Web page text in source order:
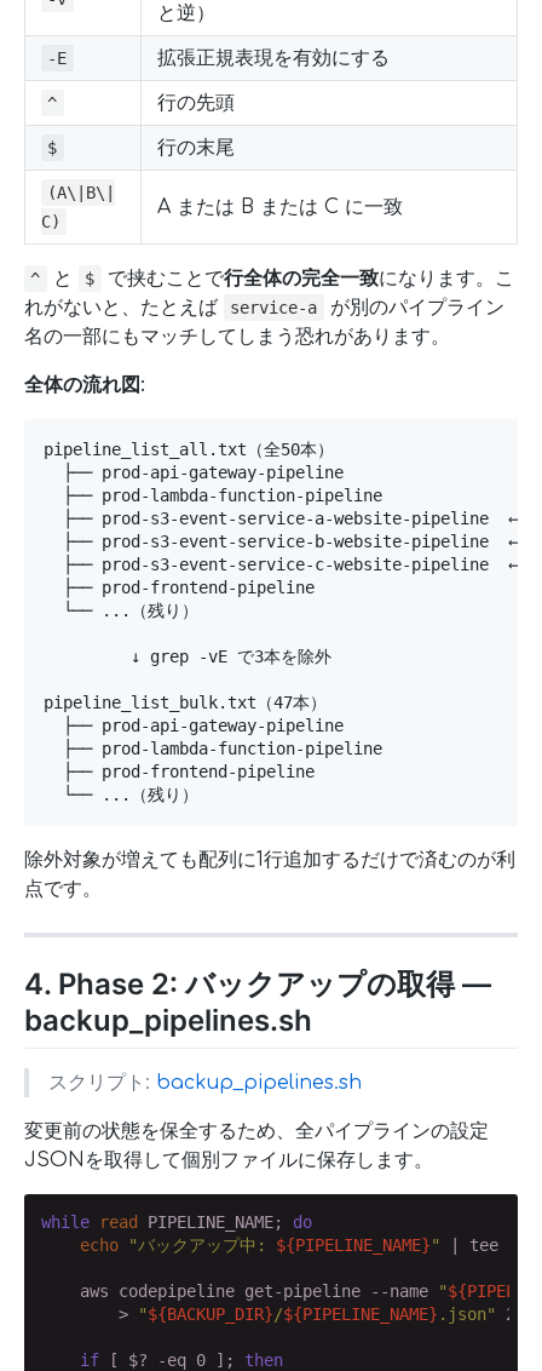
と逆）
-E 拡張正規表現を有効にする
^ 行の先頭
$ 行の末尾
(A\|B\|
C)
A または B または C に一致
^ と $ で挟むことで行全体の完全一致になります。こ
れがないと、たとえば
service-a
が別のパイプライン
名の一部にもマッチしてしまう恐れがあります。
全体の流れ図:
pipeline_list_all.txt（全50本）
  ├── prod-api-gateway-pipeline
  ├── prod-lambda-function-pipeline
├── prod-s3-event-service-a-website-pipeline  ←
├── prod-s3-event-service-b-website-pipeline  ←
├── prod-s3-event-service-c-website-pipeline  ←
  ├── prod-frontend-pipeline
  └── ...（残り）
         ↓ grep -vE で3本を除外
pipeline_list_bulk.txt（47本）
  ├── prod-api-gateway-pipeline
  ├── prod-lambda-function-pipeline
  ├── prod-frontend-pipeline
  └── ...（残り）
除外対象が増えても配列に1行追加するだけで済むのが利
点です。
4. Phase 2: バックアップの取得 —
backup_pipelines.sh
スクリプト: backup_pipelines.sh
変更前の状態を保全するため、全パイプラインの設定
JSONを取得して個別ファイルに保存します。
while read PIPELINE_NAME; do
echo
"バックアップ中: ${PIPELINE_NAME}" | tee -a
    aws codepipeline get-pipeline --name
"
        >
"${BACKUP_DIR}/${PIPELINE_NAME} .json"
if [ $? -eq 0 ]; then